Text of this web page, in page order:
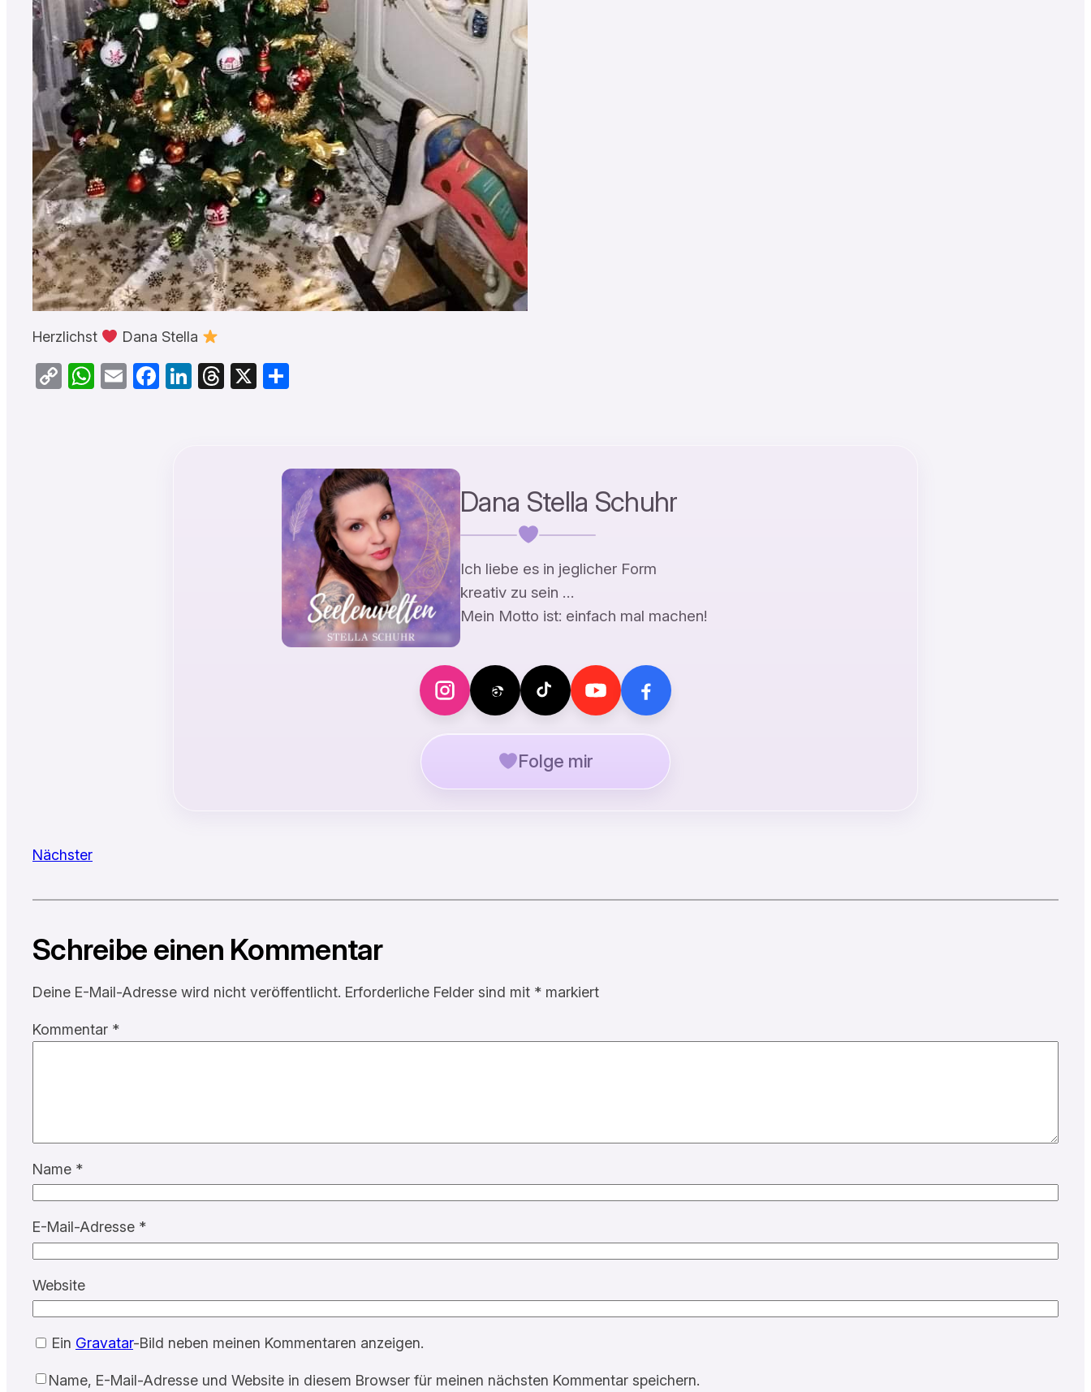
Herzlichst Dana Stella
CopyWhatsApp
EmailFacebook
LinkedIn
Threads
X
Dana Stella Schuhr
Ich liebe es in jeglicher Form
kreativ zu sein …
Mein Motto ist: einfach mal machen!
Folge mir
Nächster
Schreibe einen Kommentar
Deine E-Mail-Adresse wird nicht veröffentlicht. Erforderliche Felder sind mit * markiert
Kommentar *
Name *
E-Mail-Adresse *
Website
Ein Gravatar-Bild neben meinen Kommentaren anzeigen.
Name, E-Mail-Adresse und Website in diesem Browser für meinen nächsten Kommentar speichern.